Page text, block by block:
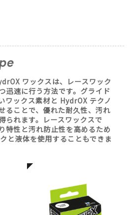
ワックスは、レースワック
迅速に行う方法です。グライド
ワックス素材と HydrOX テクノ
ることで、優れた耐久性、汚れ
られます。レースワックスで
特性と汚れ防止性を高めるため
と液体を使用することもできま